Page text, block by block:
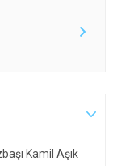
Kamil Aşık